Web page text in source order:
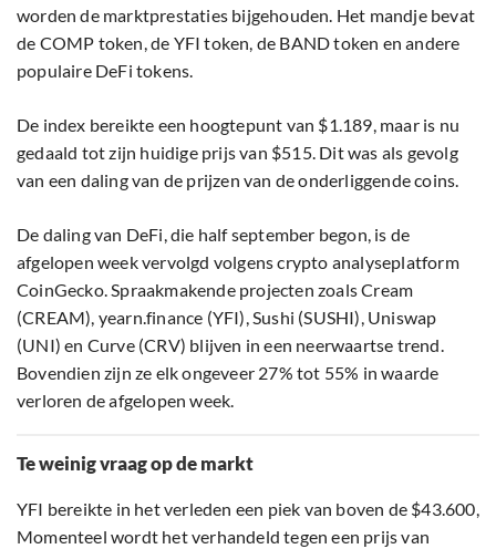
worden de marktprestaties bijgehouden. Het mandje bevat
de COMP token, de YFI token, de BAND token en andere
populaire DeFi tokens.
De index bereikte een hoogtepunt van $1.189, maar is nu
gedaald tot zijn huidige prijs van $515. Dit was als gevolg
van een daling van de prijzen van de onderliggende coins.
De daling van DeFi, die half september begon, is de
afgelopen week vervolgd volgens crypto analyseplatform
CoinGecko. Spraakmakende projecten zoals Cream
(CREAM), yearn.finance (YFI), Sushi (SUSHI), Uniswap
(UNI) en Curve (CRV) blijven in een neerwaartse trend.
Bovendien zijn ze elk ongeveer 27% tot 55% in waarde
verloren de afgelopen week.
Te weinig vraag op de markt
YFI bereikte in het verleden een piek van boven de $43.600,
Momenteel wordt het verhandeld tegen een prijs van